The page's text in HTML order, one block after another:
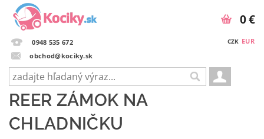
0948 535 672
obchod@kociky.sk
CZK EUR
0 €
REER ZÁMOK NA
CHLADNIČKU